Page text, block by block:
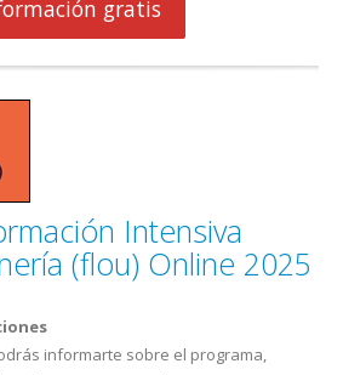
gratis
Intensiva
(flou) Online 2025
informarte sobre el programa,